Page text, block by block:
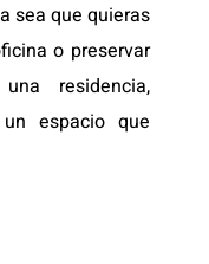
sea que quieras
o preservar
residencia,
espacio que